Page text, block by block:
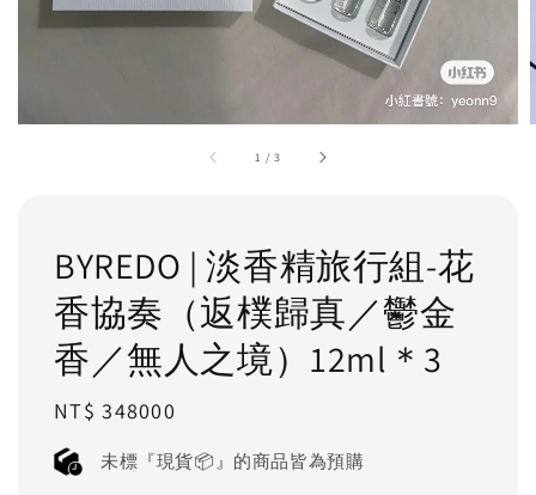
1 /3
BYREDO | 淡香精旅行組-花
香協奏（返樸歸真／鬱金
香／無人之境）12ml＊3
Regular
price
NT$ 348000
未標『現貨📦』的商品皆為預購